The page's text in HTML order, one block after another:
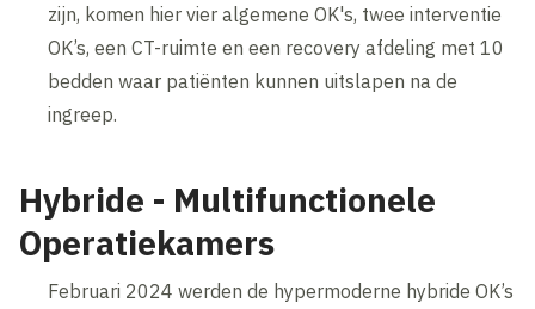
zijn, komen hier vier algemene OK's, twee interventie
OK’s, een CT-ruimte en een recovery afdeling met 10
bedden waar patiënten kunnen uitslapen na de
ingreep.
Hybride - Multifunctionele
Operatiekamers
Februari 2024 werden de hypermoderne hybride OK’s